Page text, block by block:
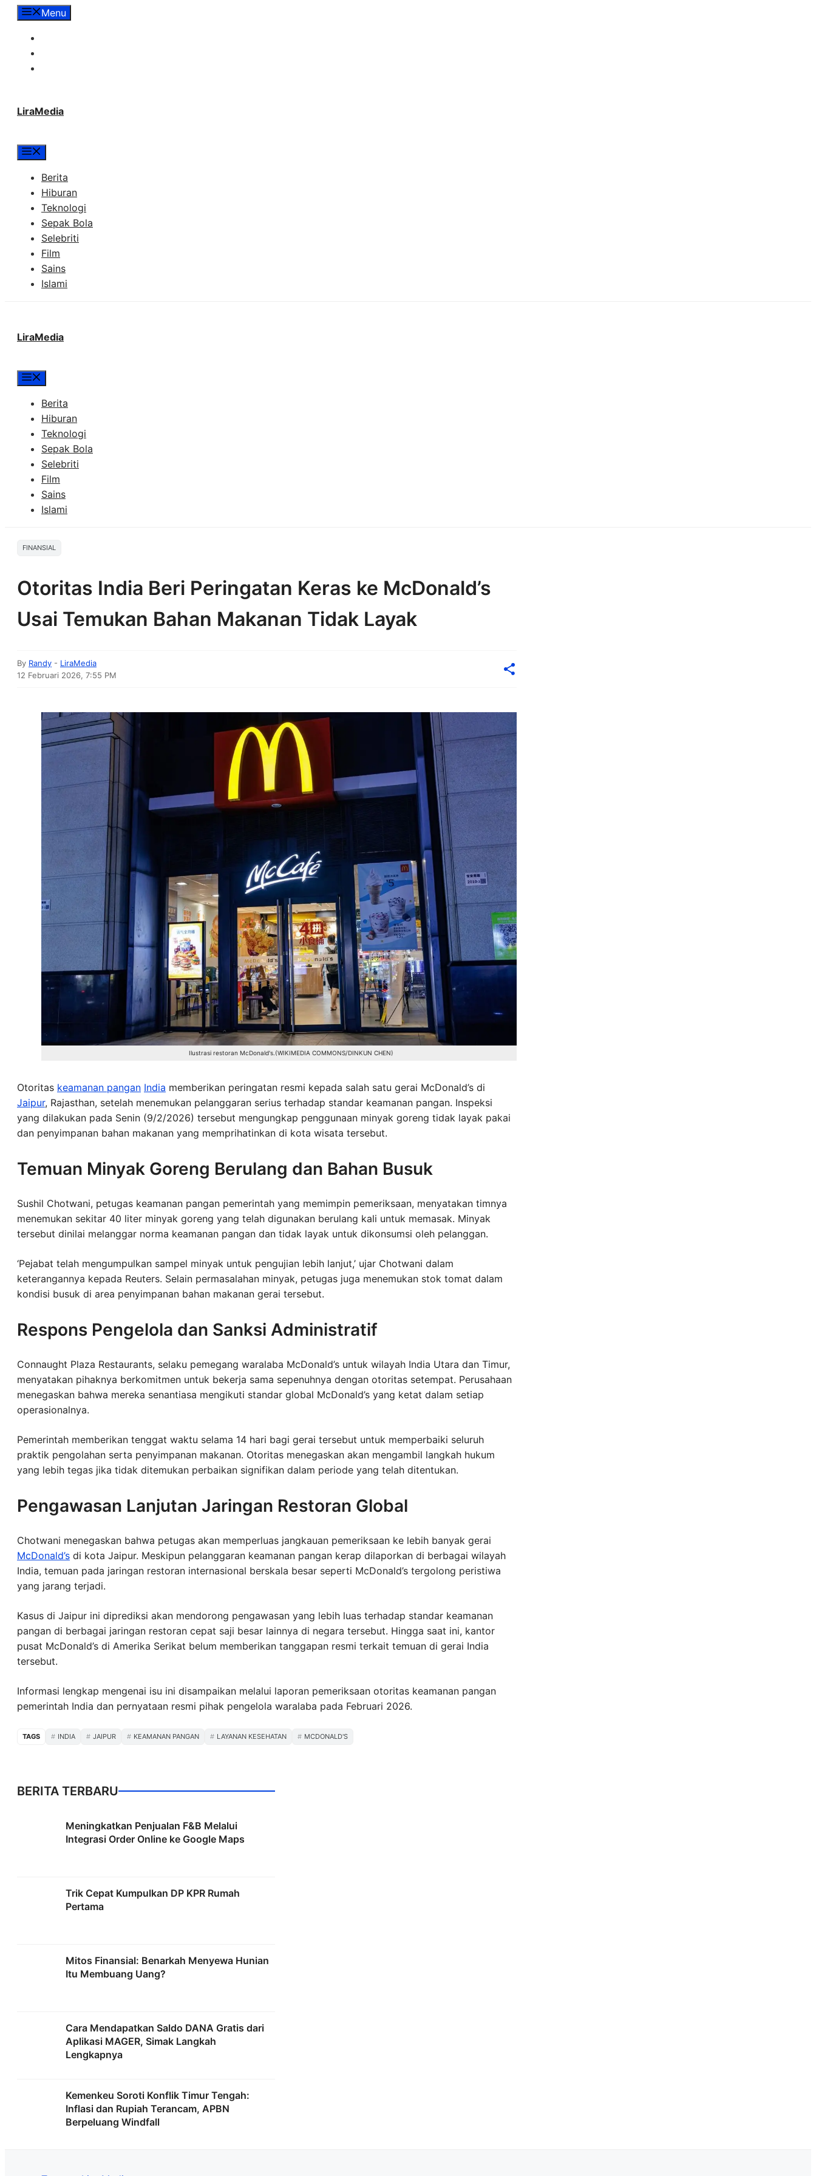
LangsungMenu
LiraMedia
Berita
Hiburan
Teknologi
Sepak Bola
Selebriti
Film
Sains
Islami
LiraMedia
Berita
Hiburan
Teknologi
Sepak Bola
Selebriti
Film
Sains
Islami
FINANSIAL
Otoritas India Beri Peringatan Keras ke McDonald’s
Usai Temukan Bahan Makanan Tidak Layak
By Randy - LiraMedia
12 Februari 2026, 7:55 PM
Ilustrasi restoran McDonald's.(WIKIMEDIA COMMONS/DINKUN CHEN)
Otoritas keamanan pangan India memberikan peringatan resmi kepada salah satu gerai McDonald’s di
Jaipur, Rajasthan, setelah menemukan pelanggaran serius terhadap standar keamanan pangan. Inspeksi
yang dilakukan pada Senin (9/2/2026) tersebut mengungkap penggunaan minyak goreng tidak layak pakai
dan penyimpanan bahan makanan yang memprihatinkan di kota wisata tersebut.
Temuan Minyak Goreng Berulang dan Bahan Busuk
Sushil Chotwani, petugas keamanan pangan pemerintah yang memimpin pemeriksaan, menyatakan timnya
menemukan sekitar 40 liter minyak goreng yang telah digunakan berulang kali untuk memasak. Minyak
tersebut dinilai melanggar norma keamanan pangan dan tidak layak untuk dikonsumsi oleh pelanggan.
‘Pejabat telah mengumpulkan sampel minyak untuk pengujian lebih lanjut,’ ujar Chotwani dalam
keterangannya kepada Reuters. Selain permasalahan minyak, petugas juga menemukan stok tomat dalam
kondisi busuk di area penyimpanan bahan makanan gerai tersebut.
Respons Pengelola dan Sanksi Administratif
Connaught Plaza Restaurants, selaku pemegang waralaba McDonald’s untuk wilayah India Utara dan Timur,
menyatakan pihaknya berkomitmen untuk bekerja sama sepenuhnya dengan otoritas setempat. Perusahaan
menegaskan bahwa mereka senantiasa mengikuti standar global McDonald’s yang ketat dalam setiap
operasionalnya.
Pemerintah memberikan tenggat waktu selama 14 hari bagi gerai tersebut untuk memperbaiki seluruh
praktik pengolahan serta penyimpanan makanan. Otoritas menegaskan akan mengambil langkah hukum
yang lebih tegas jika tidak ditemukan perbaikan signifikan dalam periode yang telah ditentukan.
Pengawasan Lanjutan Jaringan Restoran Global
Chotwani menegaskan bahwa petugas akan memperluas jangkauan pemeriksaan ke lebih banyak gerai
McDonald’s di kota Jaipur. Meskipun pelanggaran keamanan pangan kerap dilaporkan di berbagai wilayah
India, temuan pada jaringan restoran internasional berskala besar seperti McDonald’s tergolong peristiwa
yang jarang terjadi.
Kasus di Jaipur ini diprediksi akan mendorong pengawasan yang lebih luas terhadap standar keamanan
pangan di berbagai jaringan restoran cepat saji besar lainnya di negara tersebut. Hingga saat ini, kantor
pusat McDonald’s di Amerika Serikat belum memberikan tanggapan resmi terkait temuan di gerai India
tersebut.
Informasi lengkap mengenai isu ini disampaikan melalui laporan pemeriksaan otoritas keamanan pangan
pemerintah India dan pernyataan resmi pihak pengelola waralaba pada Februari 2026.
TAGS INDIA JAIPUR KEAMANAN PANGAN LAYANAN KESEHATAN MCDONALD'S
BERITA TERBARU
Meningkatkan Penjualan F&B Melalui
Integrasi Order Online ke Google Maps
Trik Cepat Kumpulkan DP KPR Rumah
Pertama
Mitos Finansial: Benarkah Menyewa Hunian
Itu Membuang Uang?
Cara Mendapatkan Saldo DANA Gratis dari
Aplikasi MAGER, Simak Langkah
Lengkapnya
Kemenkeu Soroti Konflik Timur Tengah:
Inflasi dan Rupiah Terancam, APBN
Berpeluang Windfall